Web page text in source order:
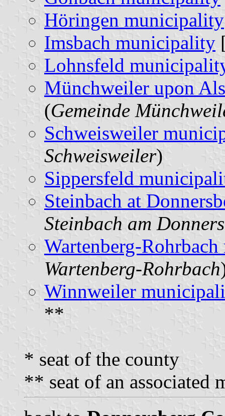
Höringen municipality
Imsbach municipality
Lohnsfeld
Münchweiler upon
(Gemeinde
Schweisweiler
Schweisweiler)
Sippersfeld
Steinbach at
Steinbach am
Wartenberg-
Wartenberg-Rohrbach
Winnweiler
**
* seat of the county
** seat of an associated